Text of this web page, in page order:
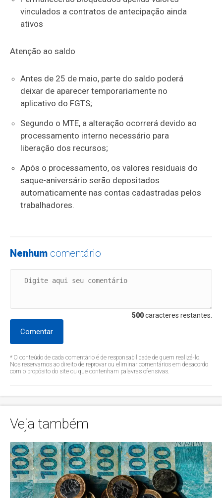
vinculados a contratos de antecipação ainda
ativos
Atenção ao saldo
Antes de 25 de maio, parte do saldo poderá
deixar de aparecer temporariamente no
aplicativo do FGTS;
Segundo o MTE, a alteração ocorrerá devido ao
processamento interno necessário para
liberação dos recursos;
Após o processamento, os valores residuais do
saque-aniversário serão depositados
automaticamente nas contas cadastradas pelos
trabalhadores.
Nenhum comentário
500caracteres restantes.
Comentar
* O conteúdo de cada comentário é de responsabilidade de quem realizá-lo.
Nos reservamos ao direito de reprovar ou eliminar comentários em desacordo
com o propósito do site ou que contenham palavras ofensivas.
Veja também